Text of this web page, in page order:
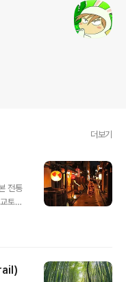
더보기
전통
토의
를 구
치키